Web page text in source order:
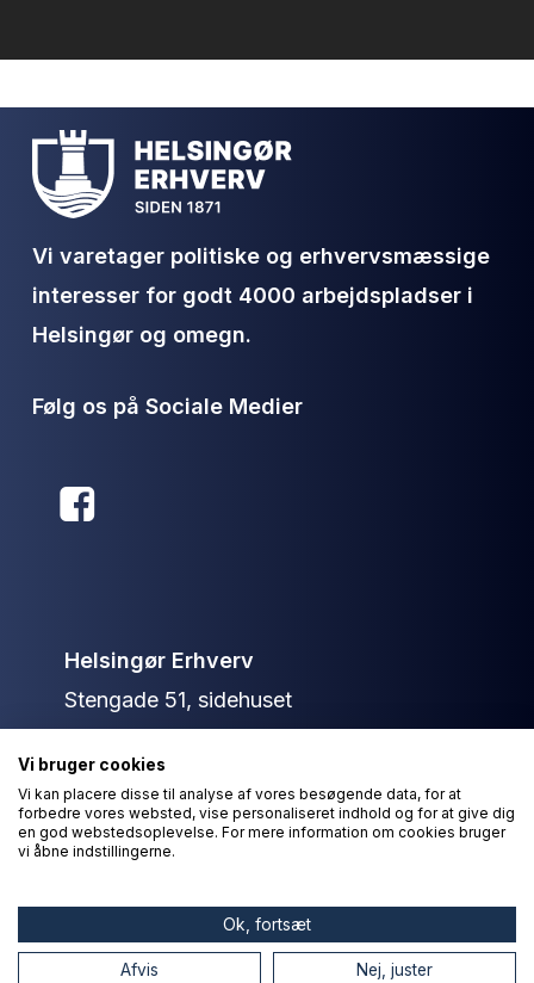
Vi varetager politiske og erhvervsmæssige
interesser for godt 4000 arbejdspladser i
Helsingør og omegn.
Følg os på Sociale Medier
Helsingør Erhverv
Stengade 51, sidehuset
+45 40 13 79 36
info@helsingorerhverv.dk
© Helsingør Erhverv 2026
Vi bruger cookies
Vi kan placere disse til analyse af vores besøgende data, for at
forbedre vores websted, vise personaliseret indhold og for at give dig
en god webstedsoplevelse. For mere information om cookies bruger
vi åbne indstillingerne.
Ok, fortsæt
Afvis Nej, juster